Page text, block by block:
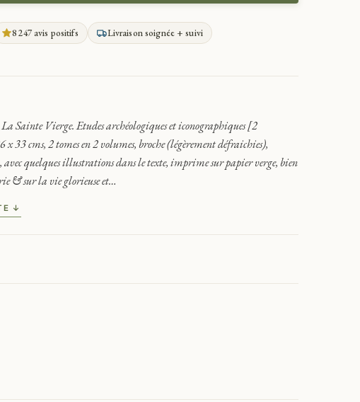
8 247 avis positifs
Livraison soignée + suivi
Vierge. Etudes archéologiques et iconographiques [2
33 cms, 2 tomes en 2 volumes, broche (légèrement défraichies),
quelques illustrations dans le texte, imprime sur papier verge, bien
& sur la vie glorieuse et…
↓